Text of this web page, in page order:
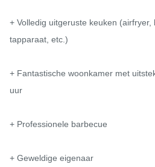
+ Volledig uitgeruste keuken
tapparaat, etc.)
+ Fantastische woonkamer met
uur
+ Professionele barbecue
+ Geweldige eigenaar